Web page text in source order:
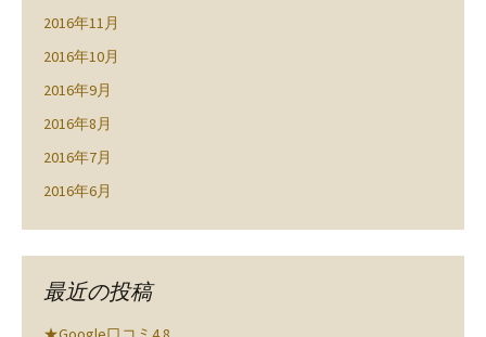
2016年11月
2016年10月
2016年9月
2016年8月
2016年7月
2016年6月
最近の投稿